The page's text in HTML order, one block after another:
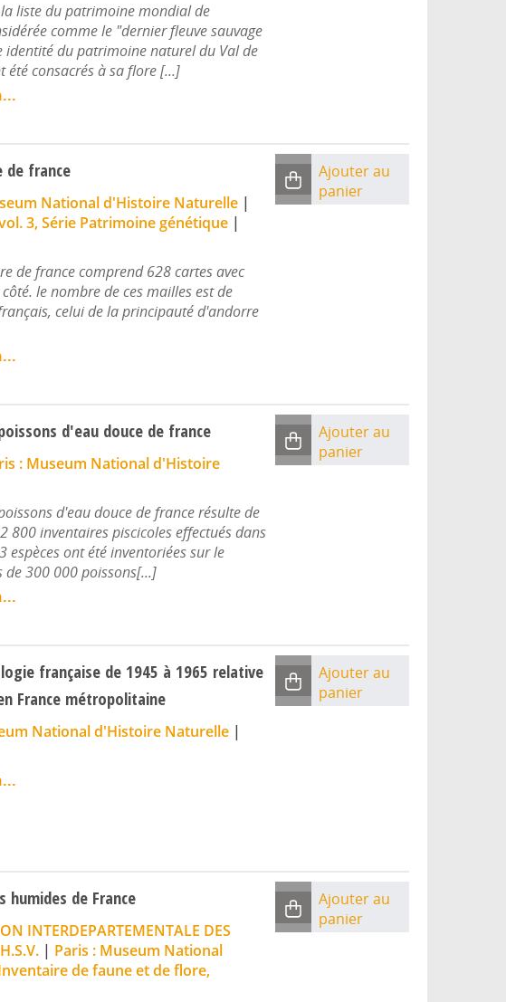
liste du patrimoine mondial de
comme le "dernier fleuve sauvage
du patrimoine naturel du Val de
été consacrés à sa flore [...]
de france
National d'Histoire Naturelle|
3, Série Patrimoine génétique|
de france comprend 628 cartes avec
le nombre de ces mailles est de
celui de la principauté d'andorre
Ajouter au
panier
d'eau douce de france
: Museum National d'Histoire
d'eau douce de france résulte de
800 inventaires piscicoles effectués dans
espèces ont été inventoriées sur le
300 000 poissons[...]
Ajouter au
panier
française de 1945 à 1965 relative
France métropolitaine
National d'Histoire Naturelle|
Ajouter au
panier
humides de France
INTERDEPARTEMENTALE DES
| Paris : Museum National
de faune et de flore,
Ajouter au
panier